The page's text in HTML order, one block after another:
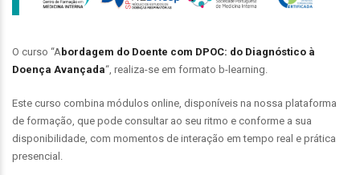
O curso “A bordagem do Doente com DPOC: do Diagnóstico à
Doença Avançada“, realiza-se em formato b-learning.
Este curso combina módulos online, disponíveis na nossa plataforma
de formação, que pode consultar ao seu ritmo e conforme a sua
disponibilidade, com momentos de interação em tempo real e prática
presencial.